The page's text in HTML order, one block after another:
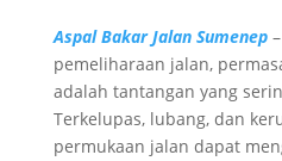
Aspal Bakar Jalan Sumenep–
pemeliharaan jalan,
adalah tantangan yang
Terkelupas, lubang, dan
permukaan jalan dapat